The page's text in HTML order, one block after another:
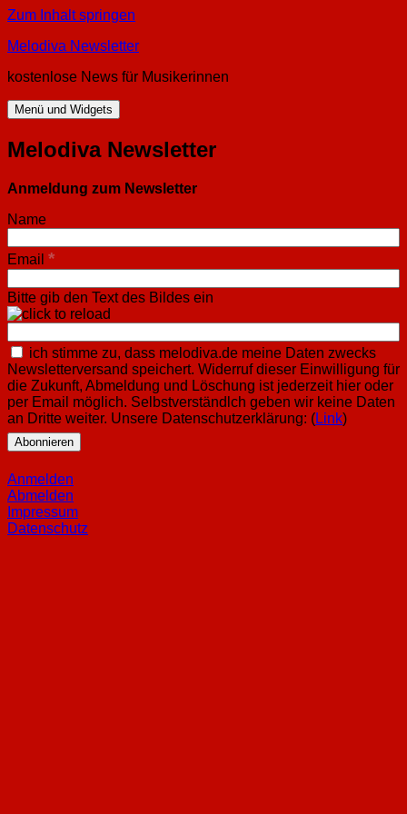
Zum Inhalt springen
Melodiva Newsletter
kostenlose News für Musikerinnen
Menü und Widgets
Melodiva Newsletter
Anmeldung zum Newsletter
Name
Email *
Bitte gib den Text des Bildes ein
ich stimme zu, dass melodiva.de meine Daten zwecks
Newsletterversand speichert. Widerruf dieser Einwilligung für
die Zukunft, Abmeldung und Löschung ist jederzeit hier oder
per Email möglich. Selbstverständlch geben wir keine Daten
an Dritte weiter. Unsere Datenschutzerklärung: (Link)
Anmelden
Abmelden
Impressum
Datenschutz